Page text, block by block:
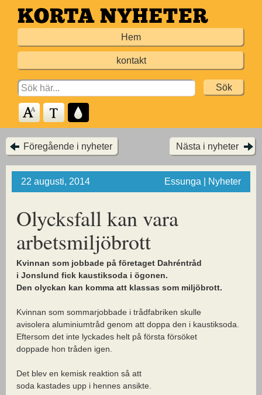
Hoppa
till
Hem
kontakt
Search
for:
Föregående i nyheter Nästa i nyheter
22 augusti, 2014 Essunga | Nyheter
Olycksfall kan vara
arbetsmiljöbrott
Kvinnan som jobbade på företaget Dahréntråd
i Jonslund fick kaustiksoda i ögonen.
Den olyckan kan komma att klassas som miljöbrott.
Kvinnan som sommarjobbade i trådfabriken skulle
avisolera aluminiumtråd genom att doppa den i kaustiksoda.
Eftersom det inte lyckades helt på första försöket
doppade hon tråden igen.
Det blev en kemisk reaktion så att
soda kastades upp i hennes ansikte.